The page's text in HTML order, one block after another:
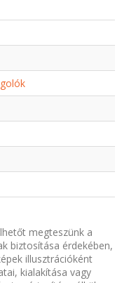
megteszünk a
biztosítása érdekében,
illusztrációként
kialakítása vagy